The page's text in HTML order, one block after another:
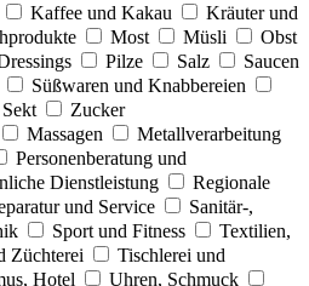
Kaffee und Kakau
Kräuter und
Most Müsli
Obst
Pilze Salz
Saucen
Süßwaren und Knabbereien
Zucker
Massagen
Metallverarbeitung
Personenberatung und
Dienstleistung
Regionale
und Service
Sanitär-,
Sport und Fitness
Textilien,
Züchterei
Tischlerei und
Hotel
Uhren, Schmuck